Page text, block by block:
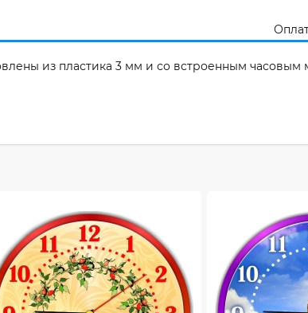
из пластика 3 мм и со встроенным часовым